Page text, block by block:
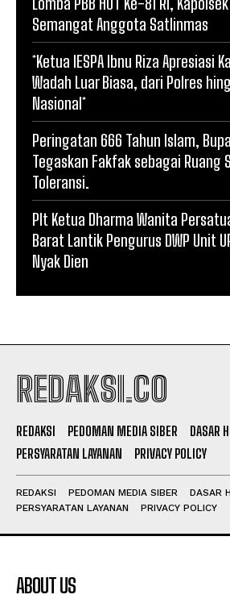
Semangat Anggota Satlinmas
*Ketua IESPA Ibnu Riza Apresiasi
Wadah Luar Biasa, dari Polres
Nasional*
Peringatan 666 Tahun Islam,
Tegaskan Fakfak sebagai Ruang
Toleransi.
Plt Ketua Dharma Wanita
Barat Lantik Pengurus DWP Unit
Nyak Dien
REDAKSI.CO
REDAKSI PEDOMAN MEDIA SIBER
DASAR
PERSYARATAN LAYANAN
PRIVACY POLICY
REDAKSI PEDOMAN MEDIA SIBER
DASAR
PERSYARATAN LAYANAN
PRIVACY POLICY
ABOUT US